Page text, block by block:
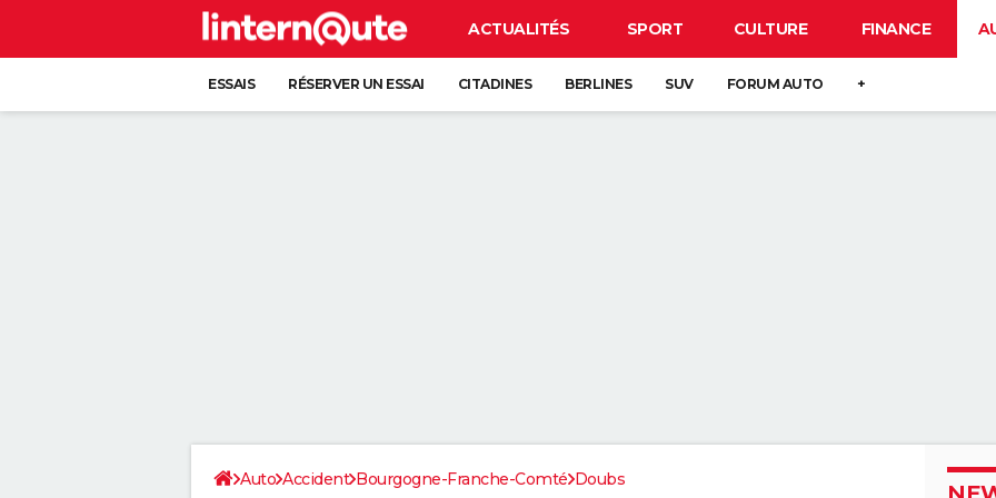
ACTUALITÉS SPORT CULTURE FINANCE
ESSAIS RÉSERVER UN ESSAI CITADINES BERLINES SUV FORUM AUTO +
Auto Accident Bourgogne-Franche-Comté Doubs